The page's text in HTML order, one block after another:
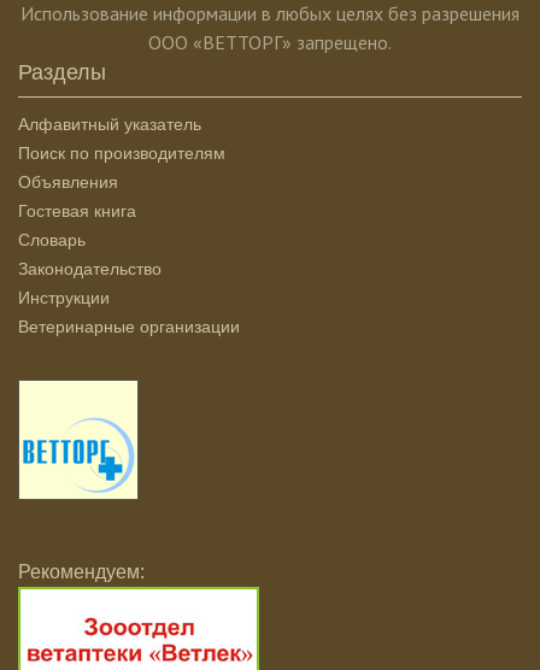
Использование информации в любых целях без разрешения
ООО «ВЕТТОРГ» запрещено.
Разделы
Алфавитный указатель
Поиск по производителям
Объявления
Гостевая книга
Словарь
Законодательство
Инструкции
Ветеринарные организации
Рекомендуем: